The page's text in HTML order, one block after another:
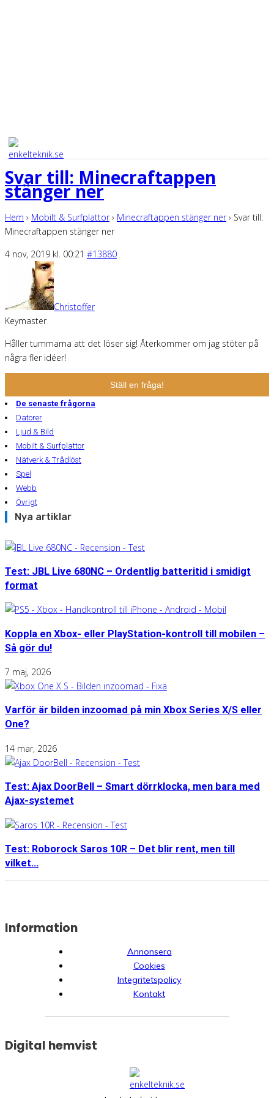
Svar till: Minecraftappen
stänger ner
Hem › Mobilt & Surfplattor › Minecraftappen stänger ner › Svar till:
Minecraftappen stänger ner
4 nov, 2019 kl. 00:21 #13880
Christoffer
Keymaster
Håller tummarna att det löser sig! Återkommer om jag stöter på
några fler idéer!
Ställ en fråga!
De senaste frågorna
Datorer
Ljud & Bild
Mobilt & Surfplattor
Nätverk & Trådlöst
Spel
Webb
Övrigt
Nya artiklar
Test: JBL Live 680NC – Ordentlig batteritid i smidigt
format
Koppla en Xbox- eller PlayStation-kontroll till mobilen –
Så gör du!
7 maj, 2026
Varför är bilden inzoomad på min Xbox Series X/S eller
One?
14 mar, 2026
Test: Ajax DoorBell – Smart dörrklocka, men bara med
Ajax-systemet
Test: Roborock Saros 10R – Det blir rent, men till
vilket...
Information
Annonsera
Cookies
Integritetspolicy
Kontakt
Digital hemvist